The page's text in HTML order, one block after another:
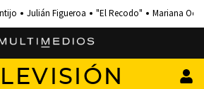
Julián Figueroa "El Recodo" Mariana